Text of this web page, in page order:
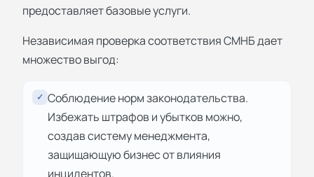
предоставляет базовые услуги.
Независимая проверка соответствия СМНБ дает
множество выгод:
✓ Соблюдение норм законодательства.
Избежать штрафов и убытков можно,
создав систему менеджмента,
защищающую бизнес от влияния
инцидентов.